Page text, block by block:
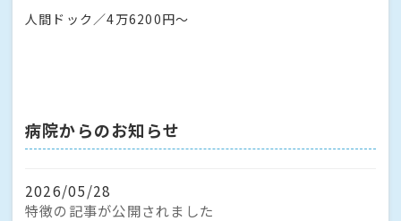
人間ドック／4万6200円～
病院からのお知らせ
2026/05/28
特徴の記事が公開されました